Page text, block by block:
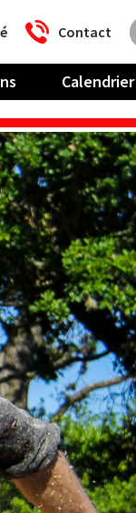
Contact
Calendrier